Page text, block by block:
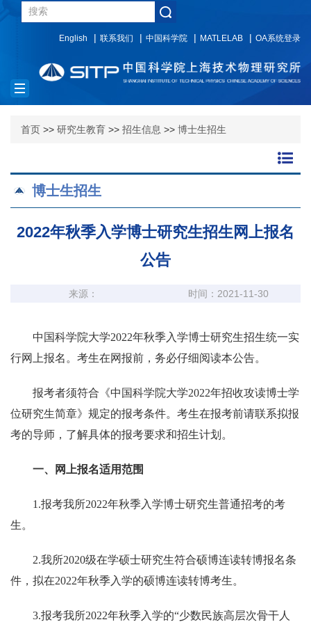
English 联系我们 中国科学院 MATLELAB OA系统登录
Toggle
navigation
首页 >> 研究生教育 >> 招生信息 >> 博士生招生
博士生招生
2022年秋季入学博士研究生招生网上报名
公告
来源： 时间：2021-11-30
中国科学院大学2022年秋季入学博士研究生招生统一实
行网上报名。考生在网报前，务必仔细阅读本公告。
报考者须符合《中国科学院大学2022年招收攻读博士学
位研究生简章》规定的报考条件。考生在报考前请联系拟报
考的导师，了解具体的报考要求和招生计划。
一、网上报名适用范围
1.报考我所2022年秋季入学博士研究生普通招考的考
生。
2.我所2020级在学硕士研究生符合硕博连读转博报名条
件，拟在2022年秋季入学的硕博连读转博考生。
3.报考我所2022年秋季入学的“少数民族高层次骨干人